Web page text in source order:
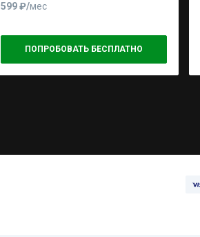
599 ₽⁠/⁠мес
ПОПРОБОВАТЬ БЕСПЛАТНО